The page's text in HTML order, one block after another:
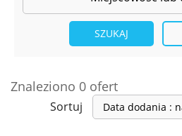
Znaleziono 0 ofert
Sortuj